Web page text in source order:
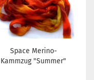
Space Merino-
Kammzug "Summer"